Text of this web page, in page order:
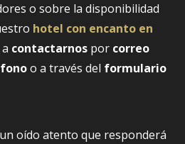
o sobre la disponibilidad
hotel con encanto en
contactarnos por correo
o a través del formulario
oído atento que responderá